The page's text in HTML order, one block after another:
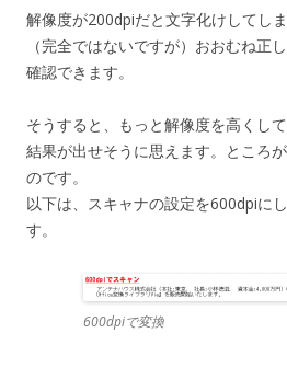
解像度が200dpiだと文字化けしてし
（完全ではないですが）おおむね正
確認できます。
そうすると、もっと解像度を高くし
結果が出せそうに思えます。ところ
のです。
以下は、スキャナの設定を600dpiに
す。
600dpiで変換